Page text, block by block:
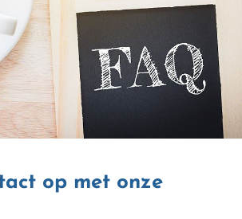
op met onze